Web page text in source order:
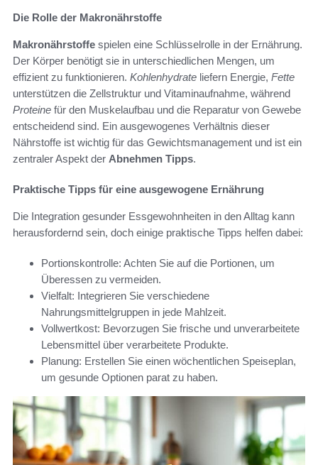
Die Rolle der Makronährstoffe
Makronährstoffe spielen eine Schlüsselrolle in der Ernährung.
Der Körper benötigt sie in unterschiedlichen Mengen, um
effizient zu funktionieren. Kohlenhydrate liefern Energie, Fette
unterstützen die Zellstruktur und Vitaminaufnahme, während
Proteine für den Muskelaufbau und die Reparatur von Gewebe
entscheidend sind. Ein ausgewogenes Verhältnis dieser
Nährstoffe ist wichtig für das Gewichtsmanagement und ist ein
zentraler Aspekt der Abnehmen Tipps.
Praktische Tipps für eine ausgewogene Ernährung
Die Integration gesunder Essgewohnheiten in den Alltag kann
herausfordernd sein, doch einige praktische Tipps helfen dabei:
Portionskontrolle: Achten Sie auf die Portionen, um
Überessen zu vermeiden.
Vielfalt: Integrieren Sie verschiedene
Nahrungsmittelgruppen in jede Mahlzeit.
Vollwertkost: Bevorzugen Sie frische und unverarbeitete
Lebensmittel über verarbeitete Produkte.
Planung: Erstellen Sie einen wöchentlichen Speiseplan,
um gesunde Optionen parat zu haben.